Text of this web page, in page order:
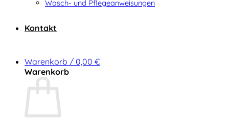
Wasch- und Pflegeanweisungen
Kontakt
Warenkorb / 0,00 €
Warenkorb